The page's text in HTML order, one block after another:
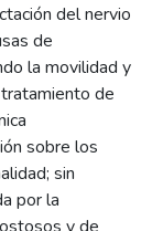
del nervio
de
la movilidad y
de
sobre los
sin
por la